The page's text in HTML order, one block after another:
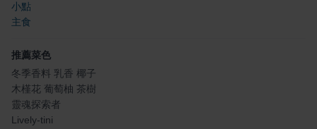
小點
主食
推薦菜色
冬季香料 乳香 椰子
木槿花 葡萄柚 茶樹
靈魂探索者
Lively-tini